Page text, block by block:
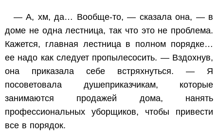
— А, хм, да… Вообще-то, — сказала она, — в
доме не одна лестница, так что это не проблема.
Кажется, главная лестница в полном порядке…
ее надо как следует пропылесосить. — Вздохнув,
она приказала себе встряхнуться. — Я
посоветовала душеприказчикам, которые
занимаются продажей дома, нанять
профессиональных уборщиков, чтобы привести
все в порядок.